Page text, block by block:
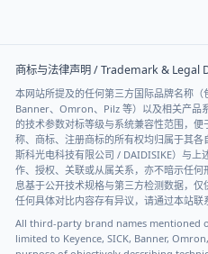
商标与法律声明 / Trademark & Legal
本网站所提及的任何第三方国际品牌名称（
Banner、Omron、Pilz 等）以及相关产品
的技术参数对标等级与系统兼容性范围，
称、商标、注册商标的所有权均归属于其各
斯科光电科技有限公司 / DAIDISIKE）与上
作、授权、关联或从属关系，亦不暗示任何
息基于公开技术规格与第三方检测数据，仅
任何具体对比内容存有异议，请通过本站联
All third-party brand names mentioned
limited to Keyence, SICK, Banner,